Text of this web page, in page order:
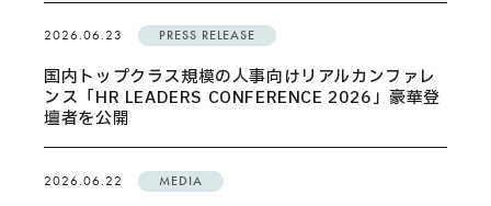
2026.06.23 PRESS RELEASE
国内トップクラス規模の人事向けリアルカンファレ
ンス「HR LEADERS CONFERENCE 2026」豪華登
壇者を公開
2026.06.22 MEDIA